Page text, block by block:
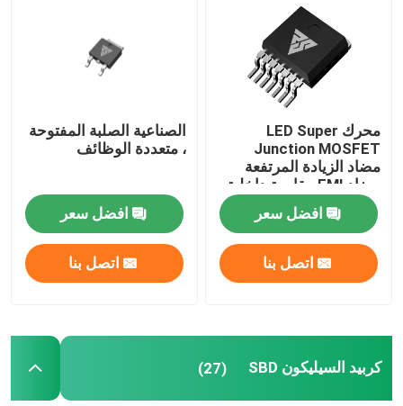
جولة في المعمل
اتصل بنا
أخبار
اطلب اقتباس
موسفيت عالي الطاقة
كربيد السيليكون موسفيت
محرك LED Super
Junction MOSFET
مضاد الزيادة المرتفعة
مضاد EMI مقاومة داخلية
صغيرة
افضل سعر
اتصل بنا
الصناعية الصلبة المفتوحة
، متعددة الوظائف
افضل سعر
اتصل بنا
كربيد السيليكون SBD (27)